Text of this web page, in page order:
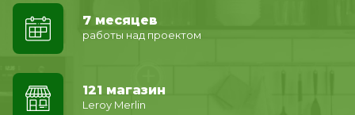
Отзывы
Политика конфиденциальности
7 месяцев
работы над проектом
121 магазин
Leroy Merlin